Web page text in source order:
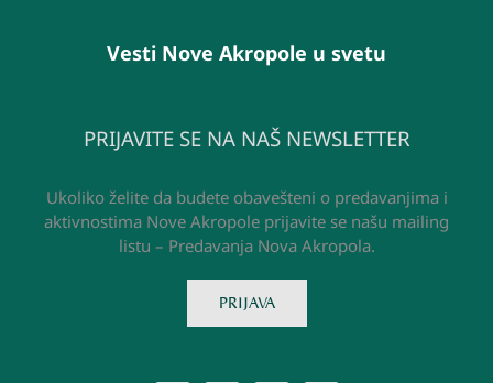
Vesti Nove Akropole u svetu
PRIJAVITE SE NA NAŠ NEWSLETTER
Ukoliko želite da budete obavešteni o predavanjima i
aktivnostima Nove Akropole prijavite se našu mailing
listu – Predavanja Nova Akropola.
PRIJAVA